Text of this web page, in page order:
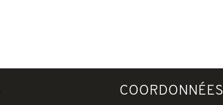
COORDONNÉES